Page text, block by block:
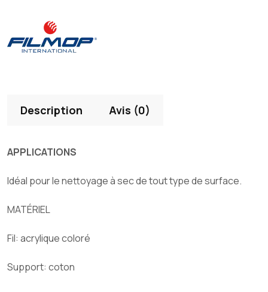
Description Avis (0)
APPLICATIONS
Idéal pour le nettoyage à sec de tout type de surface.
MATÉRIEL
Fil: acrylique coloré
Support: coton